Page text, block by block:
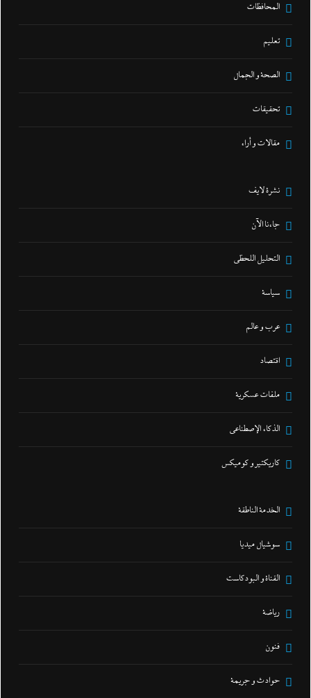
المحافظات
تعليم
الصحة و الجمال
تحقيقات
مقالات و أراء
نشرة لايف
جاءنا الآن
التحليل اللحظي
سياسة
عرب و عالم
اقتصاد
ملفات عسكرية
الذكاء الإصطناعي
كاريكتير و كوميكس
الخدمة الناطقة
سوشيال ميديا
القناة و البودكاست
رياضة
فنون
حوادث و جريمة